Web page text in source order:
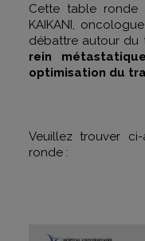
Cette table ronde
KAIKANI,
débattre autour du
rein
optimisation du
Veuillez trouver
ronde :